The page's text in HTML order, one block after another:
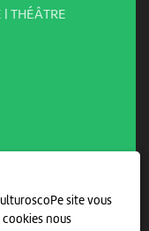
site vous
cookies nous
THÉÂTRE